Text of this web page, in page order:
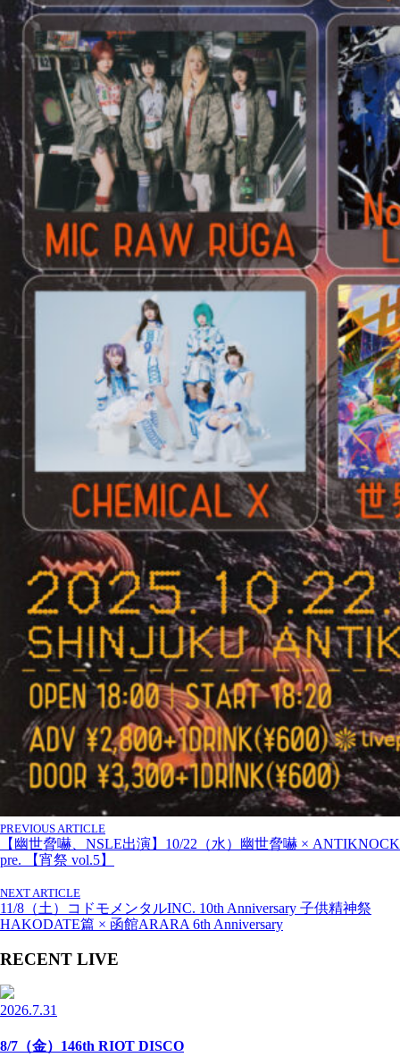
PREVIOUS ARTICLE
【幽世脅嚇、NSLE出演】10/22（水）幽世脅嚇 × ANTIKNOCK
pre. 【宵祭 vol.5】
NEXT ARTICLE
11/8（土）コドモメンタルINC. 10th Anniversary 子供精神祭
HAKODATE篇 × 函館ARARA 6th Anniversary
RECENT LIVE
2026.7.31
8/7（金）146th RIOT DISCO